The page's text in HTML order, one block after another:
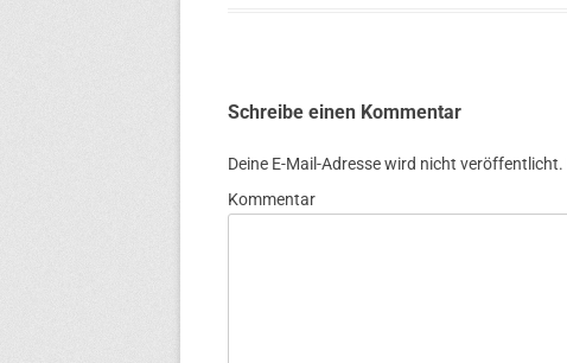
Schreibe einen Kommentar
Deine E-Mail-Adresse wird nicht veröffentlicht.
Kommentar